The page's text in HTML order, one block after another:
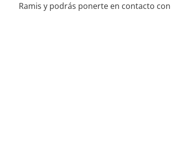
Ramis y podrás ponerte en contacto